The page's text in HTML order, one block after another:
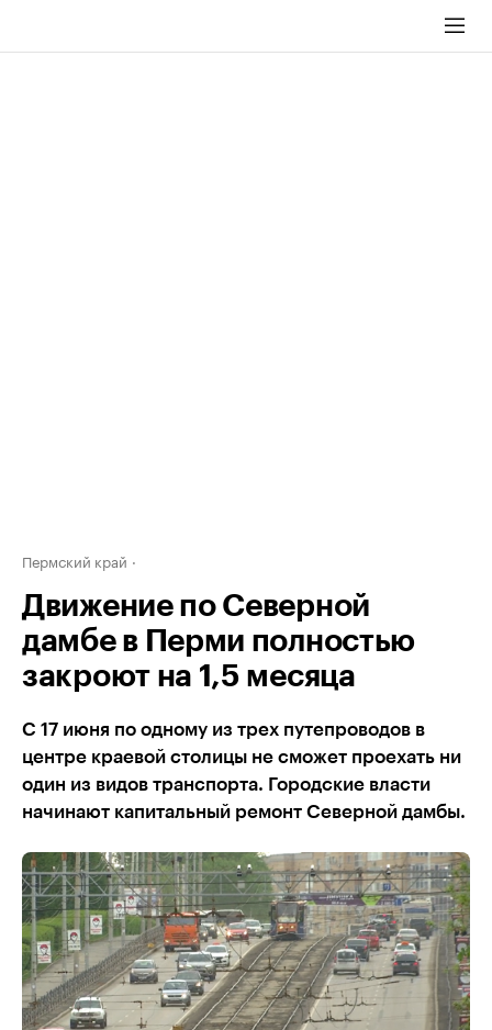
Пермский край
Движение по Северной
дамбе в Перми полностью
закроют на 1,5 месяца
С 17 июня по одному из трех путепроводов в
центре краевой столицы не сможет проехать ни
один из видов транспорта. Городские власти
начинают капитальный ремонт Северной дамбы.